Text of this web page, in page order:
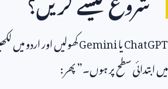
ChatGPTیاGeminiکھولیں اور اردو میں
میں ابتدائی سطح پر ہوں۔” پھر: